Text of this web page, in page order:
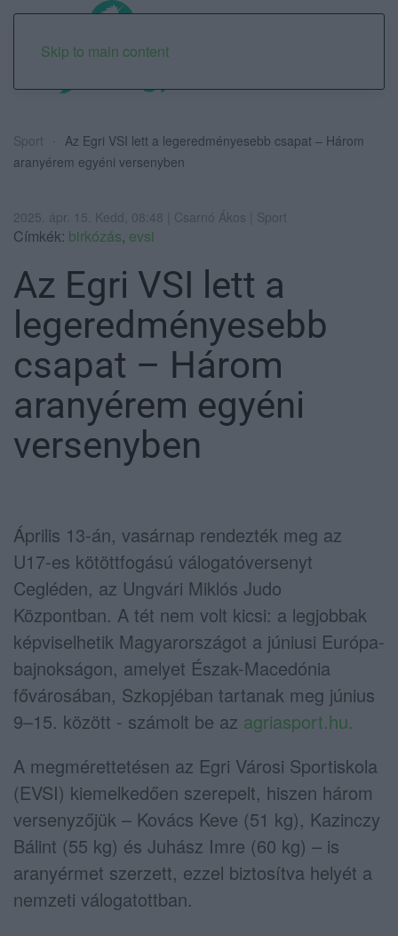
Skip to main content
Sport
Az Egri VSI lett a legeredményesebb csapat – Három
aranyérem egyéni versenyben
2025. ápr. 15. Kedd, 08:48 | Csarnó Ákos | Sport
Címkék: birkózás, evsi
Az Egri VSI lett a
legeredményesebb
csapat – Három
aranyérem egyéni
versenyben
Április 13-án, vasárnap rendezték meg az
U17-es kötöttfogású válogatóversenyt
Cegléden, az Ungvári Miklós Judo
Központban. A tét nem volt kicsi: a legjobbak
képviselhetik Magyarországot a júniusi Európa-
bajnokságon, amelyet Észak-Macedónia
fővárosában, Szkopjéban tartanak meg június
9–15. között - számolt be az agriasport.hu.
A megmérettetésen az Egri Városi Sportiskola
(EVSI) kiemelkedően szerepelt, hiszen három
versenyzőjük – Kovács Keve (51 kg), Kazinczy
Bálint (55 kg) és Juhász Imre (60 kg) – is
aranyérmet szerzett, ezzel biztosítva helyét a
nemzeti válogatottban.